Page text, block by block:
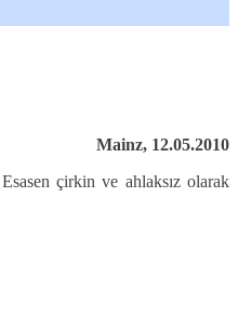
Mainz, 12.05.2010
çirkin ve ahlaksız olarak